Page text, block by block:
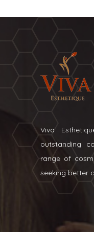
Viva
outstanding
range of
seeking better